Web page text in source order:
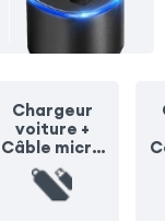
Chargeur
voiture +
Câble micro
USB